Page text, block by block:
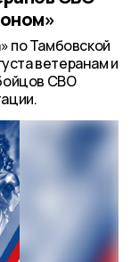
по Тамбовской
ветеранам и
СВО